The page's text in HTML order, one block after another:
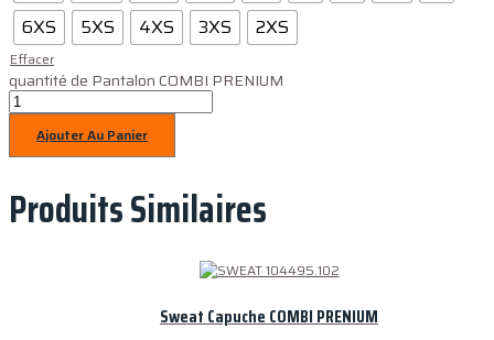
6XS
5XS 4XS 3XS 2XS
Effacer
quantité de Pantalon COMBI PRENIUM
Ajouter Au Panier
Produits Similaires
Sweat Capuche COMBI PRENIUM